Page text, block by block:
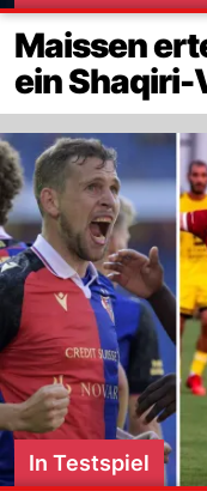
Maissen
ein Shaqiri-
In Testspiel